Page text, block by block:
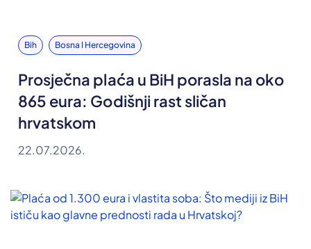
Bih Bosna I Hercegovina
Prosječna plaća u BiH porasla na oko
865 eura: Godišnji rast sličan
hrvatskom
22.07.2026.